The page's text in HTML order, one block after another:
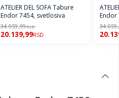
ATELIER DEL SOFA Tabure
Endor 7454, svetlosiva
34.059,99RSD
20.139,99RSD
Endor